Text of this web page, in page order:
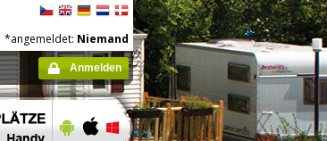
*angemeldet: Niemand
Anmelden